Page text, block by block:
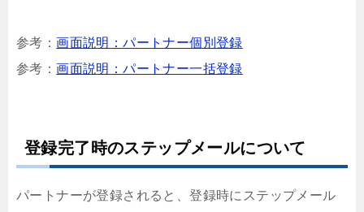
参考：画面説明：パートナー個別登録
参考：画面説明：パートナー一括登録
登録完了時のステップメールについて
パートナーが登録されると、登録時にステップメール